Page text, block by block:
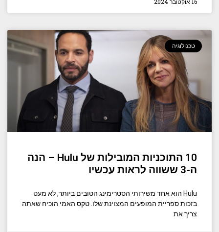
טכנולוגיה
10 התוכניות המובילות של Hulu – הנה
ה-3 ששווה לראות עכשיו
Hulu הוא אחד משירותי הסטרימינג הטובים ביותר, לא מעט
בזכות ספריית המופעים המצוינת שלו. טקס האמי הוכיח שאתה
צריך את